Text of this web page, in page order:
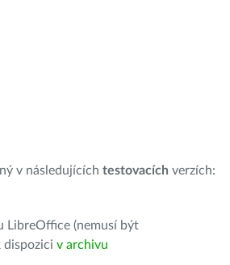
v následujících testovacích verzích:
LibreOffice (nemusí být
dispozici v archivu